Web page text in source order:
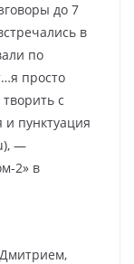
до 7
в
по
просто
с
и пунктуация
—
2» в